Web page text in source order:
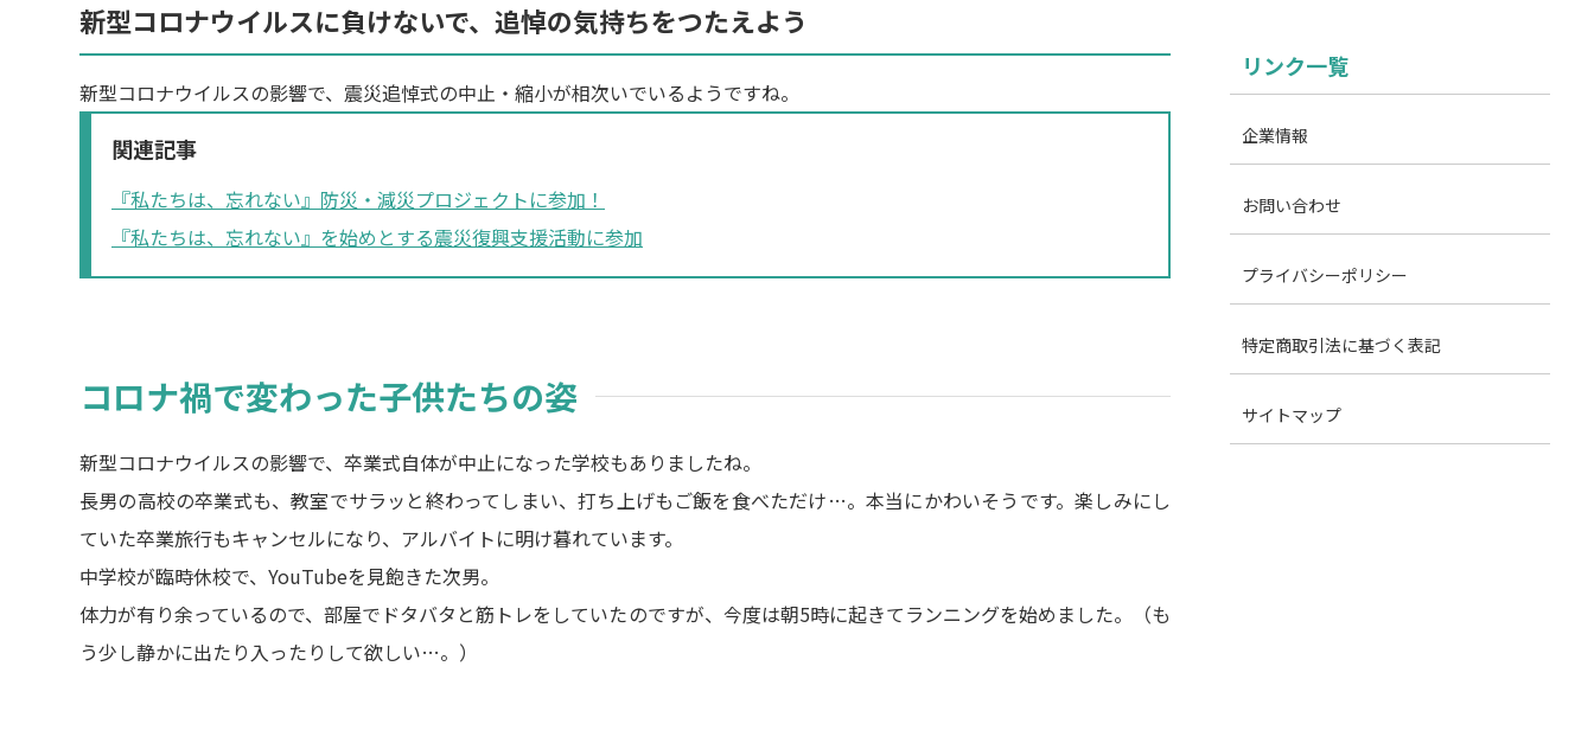
新型コロナウイルスに負けないで、追悼の気持ちをつたえよう
新型コロナウイルスの影響で、震災追悼式の中止・縮小が相次いでいるようですね。
関連記事
『私たちは、忘れない』防災・減災プロジェクトに参加！
『私たちは、忘れない』を始めとする震災復興支援活動に参加
コロナ禍で変わった子供たちの姿
新型コロナウイルスの影響で、卒業式自体が中止になった学校もありましたね。
長男の高校の卒業式も、教室でサラッと終わってしまい、打ち上げもご飯を食べただけ…。本当にかわいそうです。楽しみにし
ていた卒業旅行もキャンセルになり、アルバイトに明け暮れています。
中学校が臨時休校で、YouTubeを見飽きた次男。
体力が有り余っているので、部屋でドタバタと筋トレをしていたのですが、今度は朝5時に起きてランニングを始めました。（も
う少し静かに出たり入ったりして欲しい…。）
リンク一覧
企業情報
お問い合わせ
プライバシーポリシー
特定商取引法に基づく表記
サイトマップ